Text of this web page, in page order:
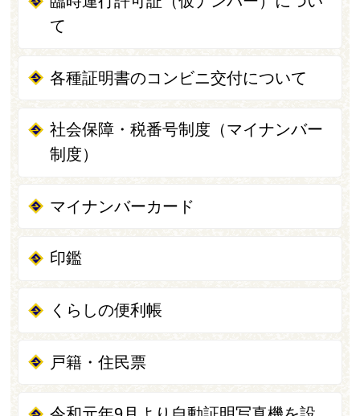
て
各種証明書のコンビニ交付について
社会保障・税番号制度（マイナンバー
制度）
マイナンバーカード
印鑑
くらしの便利帳
戸籍・住民票